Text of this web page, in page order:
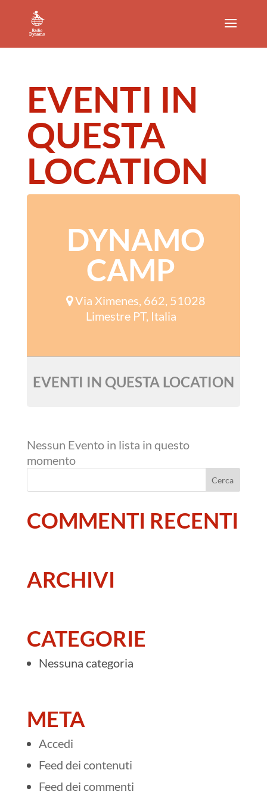
EVENTI IN
QUESTA
LOCATION
DYNAMO
CAMP
Via Ximenes, 662, 51028
Limestre PT, Italia
EVENTI IN QUESTA LOCATION
Nessun Evento in lista in questo
momento
COMMENTI RECENTI
ARCHIVI
CATEGORIE
Nessuna categoria
META
Accedi
Feed dei contenuti
Feed dei commenti